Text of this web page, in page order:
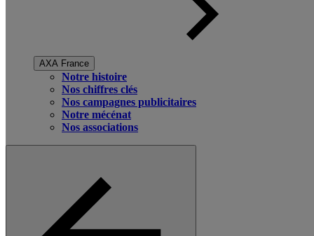
AXA France
Notre histoire
Nos chiffres clés
Nos campagnes publicitaires
Notre mécénat
Nos associations